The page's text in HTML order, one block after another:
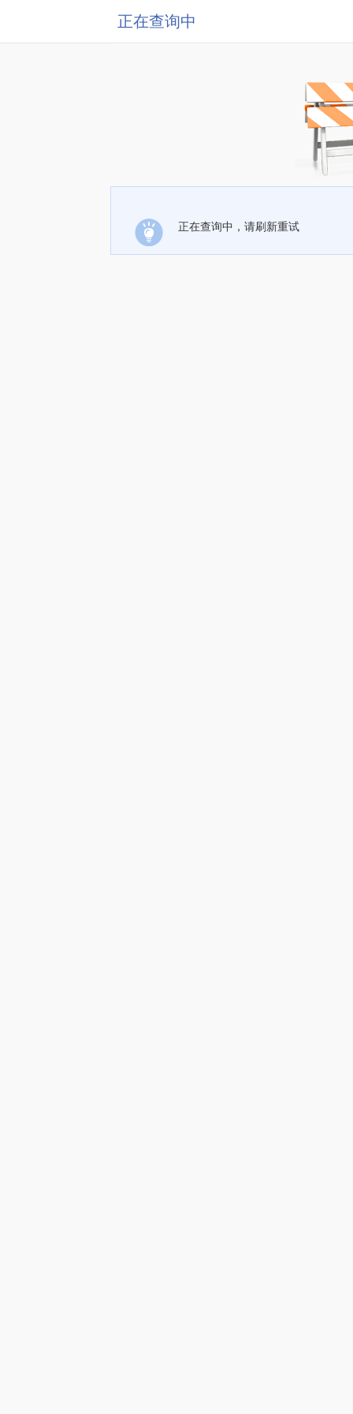
正在查询中
正在查询中，请刷新重试